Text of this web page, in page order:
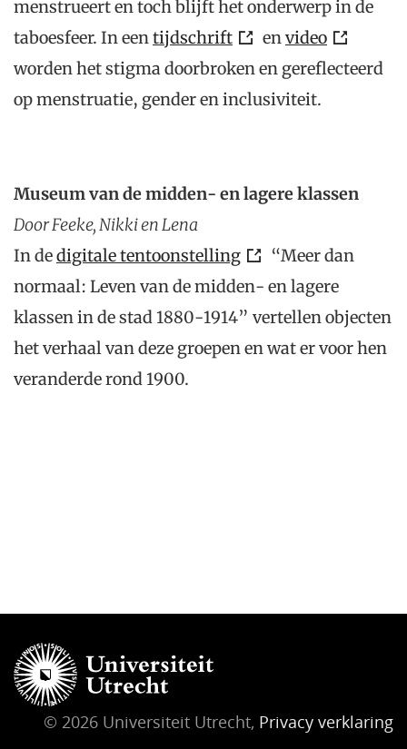
menstrueert en toch blijft het onderwerp in de
taboesfeer. In eentijdschrift envideo
worden het stigma doorbroken en gereflecteerd
op menstruatie, gender en inclusiviteit.
Museum van de midden- en lagere klassen
Door Feeke, Nikki en Lena
In dedigitale tentoonstelling
“Meer dan
normaal: Leven van de midden- en lagere
klassen in de stad 1880-1914” vertellen objecten
het verhaal van deze groepen en wat er voor hen
veranderde rond 1900.
© 2026 Universiteit Utrecht, Privacy verklaring